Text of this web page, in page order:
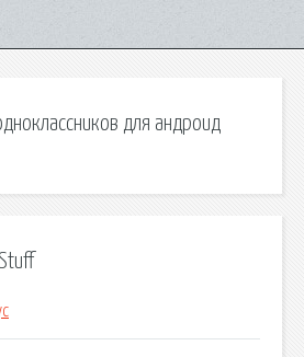
для андроид